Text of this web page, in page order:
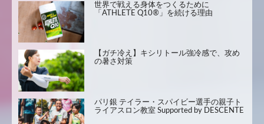
世界で戦える身体をつくるために
「ATHLETE Q10®」を続ける理由
【ガチ冷え】キシリトール強冷感で、攻め
の暑さ対策
パリ銀 テイラー・スパイビー選手の親子ト
ライアスロン教室 Supported by DESCENTE